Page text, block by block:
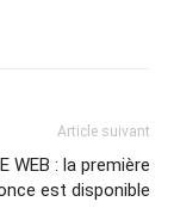
Article suivant
WEB : la première
est disponible